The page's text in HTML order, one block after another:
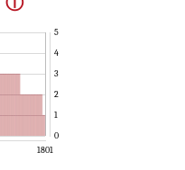
1801
0
5
1
2
3
4